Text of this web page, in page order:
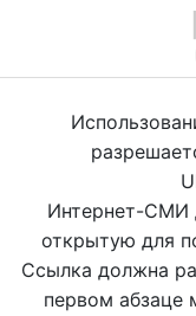
Интернет-СМИ
открытую для
Ссылка должна
первом абзаце